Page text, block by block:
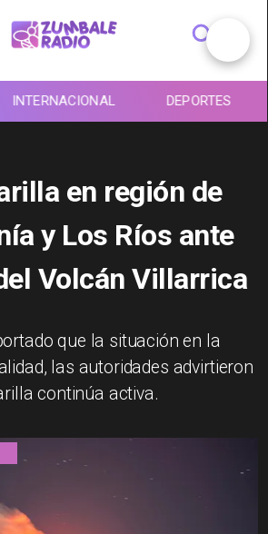
INTERNACIONAL DEPORTES
en región de
y Los Ríos ante
Volcán Villarrica
que la situación en la
las autoridades advirtieron
continúa activa.